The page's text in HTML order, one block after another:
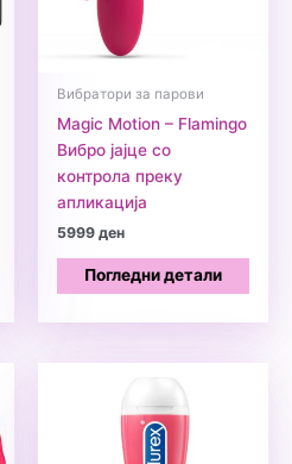
Вибратори за парови
Magic Motion – Flamingo
Вибро јајце со
контрола преку
апликација
5999ден
Погледни детали